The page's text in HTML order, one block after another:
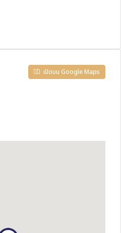
เปิดบน Google Maps